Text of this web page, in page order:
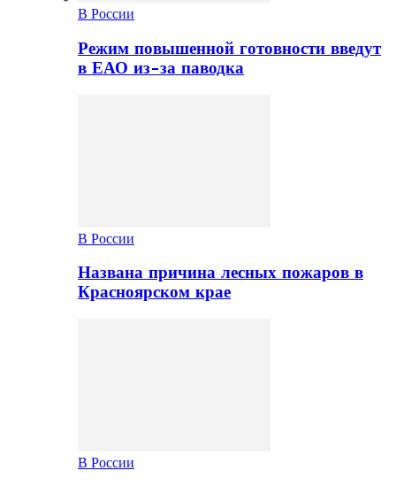
В России
Режим повышенной готовности введут
в ЕАО из-за паводка
В России
Названа причина лесных пожаров в
Красноярском крае
В России